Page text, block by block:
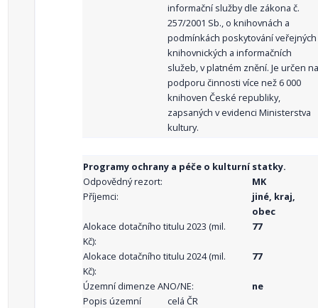
informační služby dle zákona č.
257/2001 Sb., o knihovnách a
podmínkách poskytování veřejných
knihovnických a informačních
služeb, v platném znění. Je určen na
podporu činnosti více než 6 000
knihoven České republiky,
zapsaných v evidenci Ministerstva
kultury.
Programy ochrany a péče o kulturní statky.
Odpovědný rezort:
MK
Příjemci:
jiné, kraj,
obec
Alokace dotačního titulu 2023 (mil.
Kč):
77
Alokace dotačního titulu 2024 (mil.
Kč):
77
Územní dimenze ANO/NE:
ne
Popis územní
celá ČR